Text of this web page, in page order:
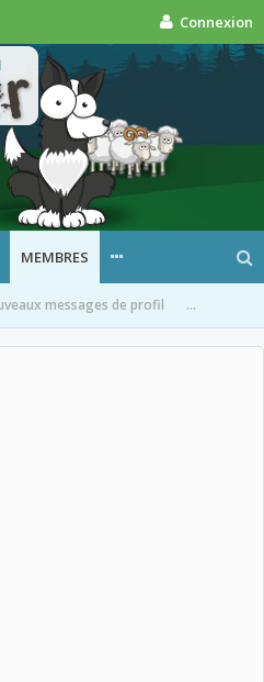
Connexion
MEMBRES
messages de profil ...